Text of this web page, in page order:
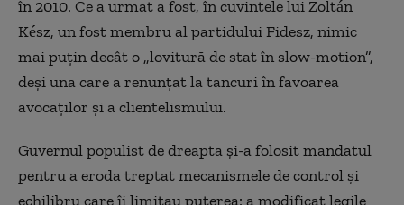
în 2010. Ce a urmat a fost, în cuvintele lui Zoltán
Kész, un fost membru al partidului Fidesz, nimic
mai puțin decât o „lovitură de stat în slow-motion”,
deși una care a renunțat la tancuri în favoarea
avocaților și a clientelismului.
Guvernul populist de dreapta și-a folosit mandatul
pentru a eroda treptat mecanismele de control și
echilibru care îi limitau puterea: a modificat legile